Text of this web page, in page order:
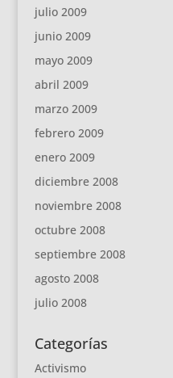
julio 2009
junio 2009
mayo 2009
abril 2009
marzo 2009
febrero 2009
enero 2009
diciembre 2008
noviembre 2008
octubre 2008
septiembre 2008
agosto 2008
julio 2008
Categorías
Activismo